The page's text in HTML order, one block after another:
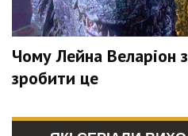
Чому Лейна Веларіон
зробити це